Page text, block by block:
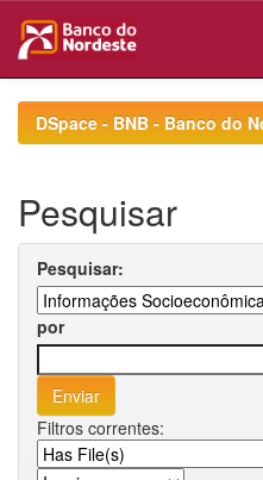
navigationDSpace - BNB - Banco do
Pesquisar
Pesquisar:
por
Filtros correntes: